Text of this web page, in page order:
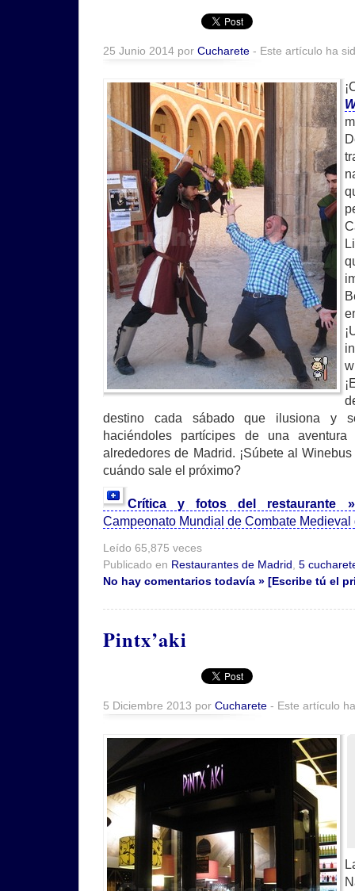
25 Junio 2014 por Cucharete - Este artículo ha
destino cada sábado que ilusiona y
haciéndoles partícipes de una
alrededores de Madrid. ¡Súbete al
cuándo sale el próximo?
Crítica y fotos del restaurante
Campeonato Mundial de Combate
Leído 65,875 veces
Publicado en Restaurantes de Madrid 5
No hay comentarios todavía » [Escribe tú el
Pintx’aki
5 Diciembre 2013 por Cucharete - Este artículo